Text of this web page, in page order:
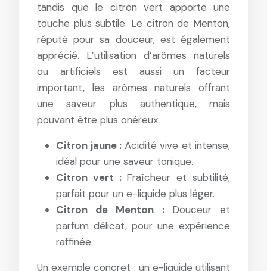
tandis que le citron vert apporte une
touche plus subtile. Le citron de Menton,
réputé pour sa douceur, est également
apprécié. L’utilisation d’arômes naturels
ou artificiels est aussi un facteur
important, les arômes naturels offrant
une saveur plus authentique, mais
pouvant être plus onéreux.
Citron jaune : Acidité vive et intense,
idéal pour une saveur tonique.
Citron vert : Fraîcheur et subtilité,
parfait pour un e-liquide plus léger.
Citron de Menton : Douceur et
parfum délicat, pour une expérience
raffinée.
Un exemple concret : un e-liquide utilisant